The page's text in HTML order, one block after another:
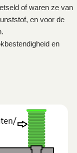
of waren ze van
en voor de
en